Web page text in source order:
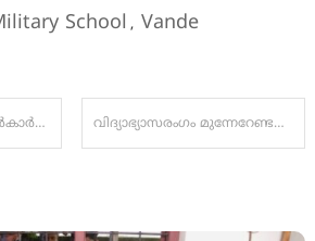
School , Vande
പ്രതികരണം വിദ്യാഭ്യാസരംഗം മുന്നേറേണ്ടത് കൂട്ടായ പ്രവര്‍ത്തനങ്ങളിലൂടെ: മന്ത്രി വി. ശിവന്‍കുട്ടി